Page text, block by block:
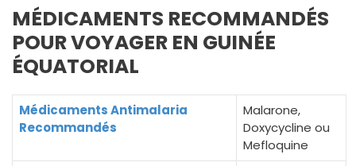
MÉDICAMENTS RECOMMANDÉS
POUR VOYAGER EN GUINÉE
ÉQUATORIAL
Médicaments Antimalaria
Recommandés
Malarone,
Doxycycline ou
Mefloquine